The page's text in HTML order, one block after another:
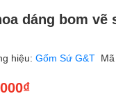
dáng bom vẽ
hiệu:Gốm Sứ G&T